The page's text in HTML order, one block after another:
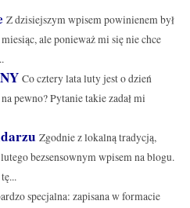
Z dzisiejszym wpisem powinienem był
ale ponieważ mi się nie chce
Co cztery lata luty jest o dzień
pewno? Pytanie takie zadał mi
Zgodnie z lokalną tradycją,
bezsensownym wpisem na blogu.
specjalna: zapisana w formacie